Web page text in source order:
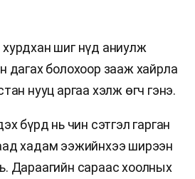
шиг нүд аниулж
дагах болохоор зааж хайрла
нууц аргаа хэлж өгч гэнэ.
бүрд нь чин сэтгэл гарган
хадам ээжийнхээ ширээн
Дараагийн сараас хоолных